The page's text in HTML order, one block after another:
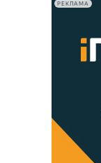
РЕКЛАМА